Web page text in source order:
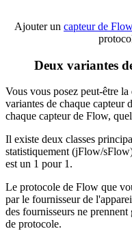
Ajouter un capteur de
Deux variantes
Vous vous posez peut-être
variantes de chaque capteur
chaque capteur de Flow,
Il existe deux classes
statistiquement (jFlow/
est un 1 pour 1.
Le protocole de Flow que
par le fournisseur de
des fournisseurs ne
de protocole.